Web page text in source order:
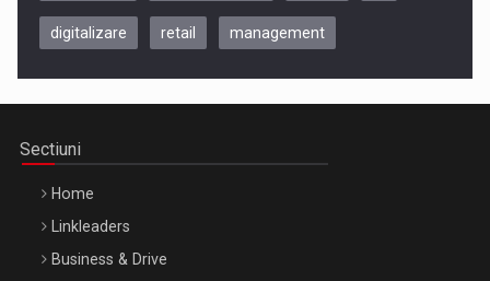
Be Inspired. Make it Happen!, CLUJ, 9 Decembrie
digitalizare retail management
Sectiuni
Home
Linkleaders
Business & Drive